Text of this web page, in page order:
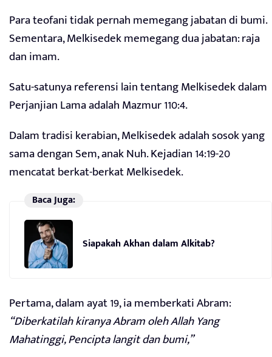
Para teofani tidak pernah memegang jabatan di bumi.
Sementara, Melkisedek memegang dua jabatan: raja
dan imam.
Satu-satunya referensi lain tentang Melkisedek dalam
Perjanjian Lama adalah Mazmur 110:4.
Dalam tradisi kerabian, Melkisedek adalah sosok yang
sama dengan Sem, anak Nuh. Kejadian 14:19-20
mencatat berkat-berkat Melkisedek.
Baca Juga:
Siapakah Akhan dalam Alkitab?
Pertama, dalam ayat 19, ia memberkati Abram:
“Diberkatilah kiranya Abram oleh Allah Yang
Mahatinggi, Pencipta langit dan bumi,”